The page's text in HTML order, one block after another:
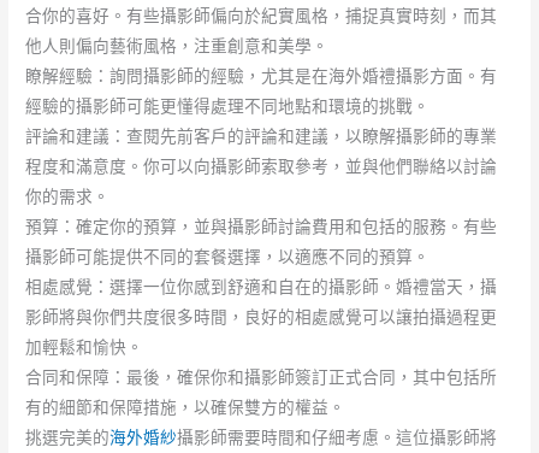
合你的喜好。有些攝影師偏向於紀實風格，捕捉真實時刻，而其
他人則偏向藝術風格，注重創意和美學。
瞭解經驗：詢問攝影師的經驗，尤其是在海外婚禮攝影方面。有
經驗的攝影師可能更懂得處理不同地點和環境的挑戰。
評論和建議：查閱先前客戶的評論和建議，以瞭解攝影師的專業
程度和滿意度。你可以向攝影師索取參考，並與他們聯絡以討論
你的需求。
預算：確定你的預算，並與攝影師討論費用和包括的服務。有些
攝影師可能提供不同的套餐選擇，以適應不同的預算。
相處感覺：選擇一位你感到舒適和自在的攝影師。婚禮當天，攝
影師將與你們共度很多時間，良好的相處感覺可以讓拍攝過程更
加輕鬆和愉快。
合同和保障：最後，確保你和攝影師簽訂正式合同，其中包括所
有的細節和保障措施，以確保雙方的權益。
挑選完美的海外婚紗攝影師需要時間和仔細考慮。這位攝影師將